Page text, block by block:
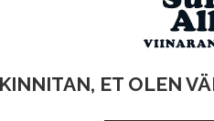
ET OLEN